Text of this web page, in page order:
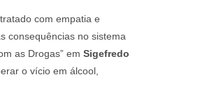
com empatia e
consequências no sistema
as Drogas” em Sigefredo
o vício em álcool,